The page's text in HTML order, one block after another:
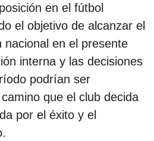
en el fútbol
el objetivo de alcanzar el
en el presente
interna y las decisiones
podrían ser
que el club decida
por el éxito y el